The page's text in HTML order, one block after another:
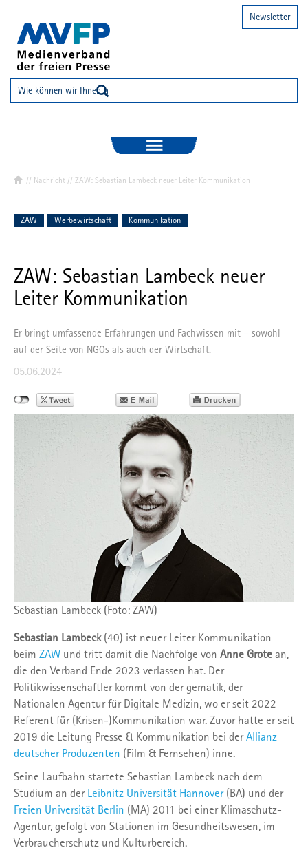
Newsletter
// Nachricht // ZAW: Sebastian Lambeck neuer Leiter Kommunikation
ZAW Werbewirtschaft Kommunikation
ZAW: Sebastian Lambeck neuer
Leiter Kommunikation
Er bringt umfassende Erfahrungen und Fachwissen mit – sowohl
auf der Seite von NGOs als auch der Wirtschaft.
05.06.2024
Sebastian Lambeck (Foto: ZAW)
Sebastian Lambeck(40) ist neuer Leiter Kommunikation
beim ZAW und tritt damit die Nachfolge von Anne Grote an,
die den Verband Ende 2023 verlassen hat. Der
Politikwissenschaftler kommt von der gematik, der
Nationalen Agentur für Digitale Medizin, wo er seit 2022
Referent für (Krisen-)Kommunikation war. Zuvor hatte er seit
2019 die Leitung Presse & Kommunikation bei derAllianz
deutscher Produzenten (Film & Fernsehen) inne.
Seine Laufbahn startete Sebastian Lambeck nach dem
Studium an der Leibnitz Universität Hannover(BA) und der
Freien Universität Berlin (MA) 2011 bei einer Klimaschutz-
Agentur, gefolgt von Stationen im Gesundheitswesen, im
Verbraucherschutz und Kulturbereich.